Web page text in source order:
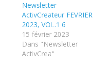
Newsletter
ActivCreateur FEVRIER
2023, VOL.1 6
15 février 2023
Dans "Newsletter
ActivCrea"